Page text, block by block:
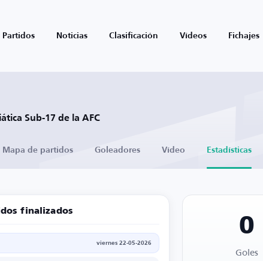
Partidos Noticias Clasificación Vídeos Fichajes
Sub-17 de la AFC
Mapa de partidos Goleadores Vídeo Estadísticas
finalizados
viernes 22-05-2026
0
Goles